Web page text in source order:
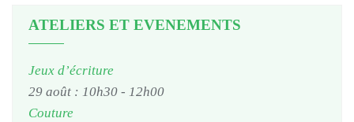
ATELIERS ET EVENEMENTS
Jeux d’écriture
29 août : 10h30 - 12h00
Couture